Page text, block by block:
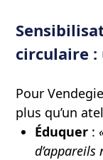
circulaire :
Pour
plus qu’un
Éduquer :
d’appareils